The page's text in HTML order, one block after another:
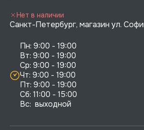
Санкт-Петербург, магазин ул.
Пн: 9:00 - 19:00
Вт: 9:00 - 19:00
Ср: 9:00 - 19:00
Чт: 9:00 - 19:00
Пт: 9:00 - 19:00
Сб: 11:00 - 15:00
Вс:  выходной
Нет в наличии